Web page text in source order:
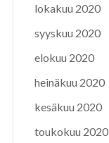
lokakuu 2020
syyskuu 2020
elokuu 2020
heinäkuu 2020
kesäkuu 2020
toukokuu 2020